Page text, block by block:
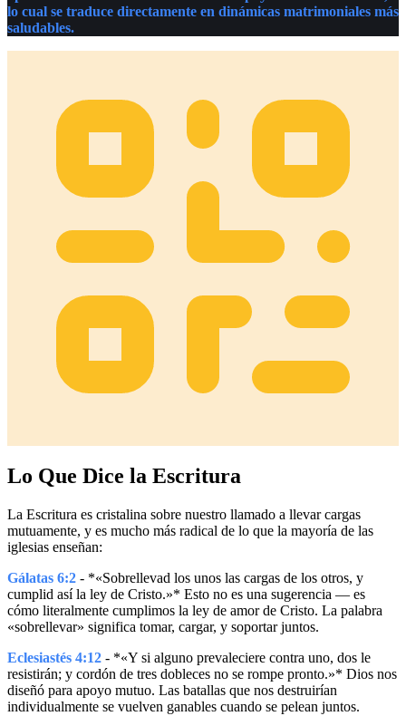
lo cual se traduce directamente en dinámicas matrimoniales más
saludables.
Lo Que Dice la Escritura
La Escritura es cristalina sobre nuestro llamado a llevar cargas
mutuamente, y es mucho más radical de lo que la mayoría de las
iglesias enseñan:
Gálatas 6:2 - *«Sobrellevad los unos las cargas de los otros, y
cumplid así la ley de Cristo.»* Esto no es una sugerencia — es
cómo literalmente cumplimos la ley de amor de Cristo. La palabra
«sobrellevar» significa tomar, cargar, y soportar juntos.
Eclesiastés 4:12 - *«Y si alguno prevaleciere contra uno, dos le
resistirán; y cordón de tres dobleces no se rompe pronto.»* Dios nos
diseñó para apoyo mutuo. Las batallas que nos destruirían
individualmente se vuelven ganables cuando se pelean juntos.